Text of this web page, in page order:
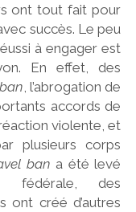
ont tout fait pour
succès. Le peu
à engager est
En effet, des
, l’abrogation de
accords de
violente, et
plusieurs corps
ban a été levé
fédérale, des
ont créé d’autres